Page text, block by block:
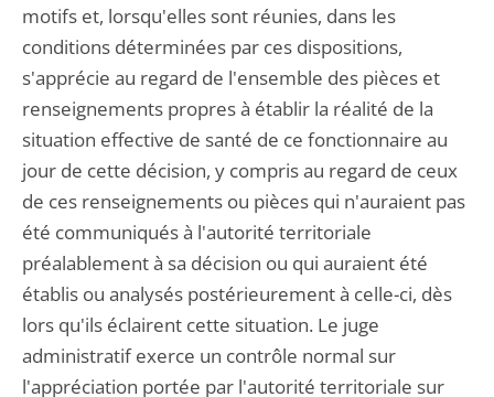
motifs et, lorsqu'elles sont réunies, dans les
conditions déterminées par ces dispositions,
s'apprécie au regard de l'ensemble des pièces et
renseignements propres à établir la réalité de la
situation effective de santé de ce fonctionnaire au
jour de cette décision, y compris au regard de ceux
de ces renseignements ou pièces qui n'auraient pas
été communiqués à l'autorité territoriale
préalablement à sa décision ou qui auraient été
établis ou analysés postérieurement à celle-ci, dès
lors qu'ils éclairent cette situation. Le juge
administratif exerce un contrôle normal sur
l'appréciation portée par l'autorité territoriale sur